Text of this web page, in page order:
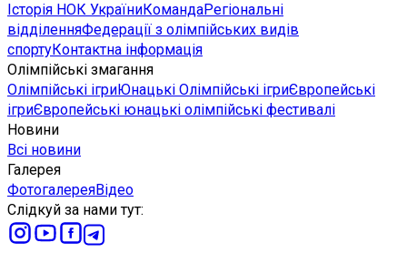
Історія НОК УкраїниКомандаРегіональні
відділенняФедерації з олімпійських видів
спортуКонтактна інформація
Олімпійські змагання
Олімпійські ігриЮнацькі Олімпійські ігриЄвропейські
ігриЄвропейські юнацькі олімпійські фестивалі
Новини
Всі новини
Галерея
ФотогалереяВідео
Слідкуй за нами тут: